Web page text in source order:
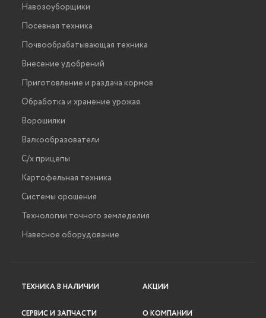
Навозоуборщики
Посевная техника
Почвообрабатывающая техника
Внесение удобрений
Приготовление и раздача кормов
Обработка и хранение урожая
Ворошилки
Валкообразователи
С/х прицепы
Картофельная техника
Системы орошения
Технологии точного земледелия
Навесное оборудование
ТЕХНИКА В НАЛИЧИИ
СЕРВИС И ЗАПЧАСТИ
АКЦИИ
О КОМПАНИИ